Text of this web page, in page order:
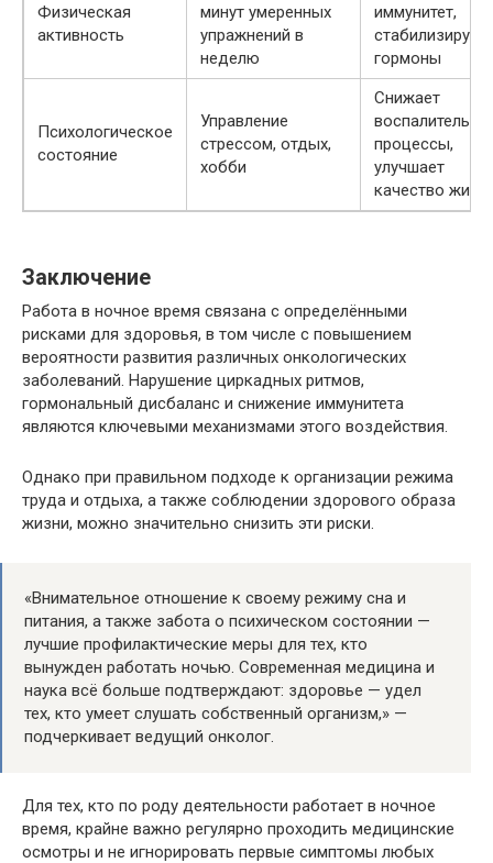
Физическая
активность
минут умеренных
упражнений в
неделю
иммунитет,
стабилизирует
гормоны
Психологическое
состояние
Управление
стрессом, отдых,
хобби
Снижает
процессы,
улучшает
качество
Заключение
Работа в ночное время связана с определёнными
рисками для здоровья, в том числе с повышением
вероятности развития различных онкологических
заболеваний. Нарушение циркадных ритмов,
гормональный дисбаланс и снижение иммунитета
являются ключевыми механизмами этого воздействия.
Однако при правильном подходе к организации режима
труда и отдыха, а также соблюдении здорового образа
жизни, можно значительно снизить эти риски.
«Внимательное отношение к своему режиму сна и
питания, а также забота о психическом состоянии —
лучшие профилактические меры для тех, кто
вынужден работать ночью. Современная медицина и
наука всё больше подтверждают: здоровье — удел
тех, кто умеет слушать собственный организм,» —
подчеркивает ведущий онколог.
Для тех, кто по роду деятельности работает в ночное
время, крайне важно регулярно проходить медицинские
осмотры и не игнорировать первые симптомы любых